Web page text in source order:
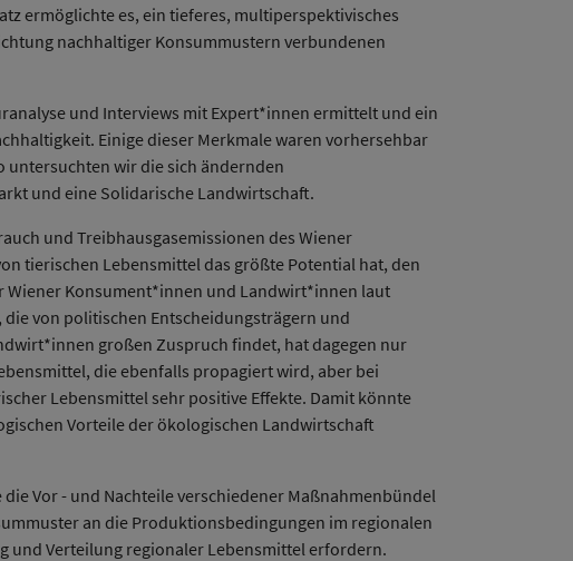
ermöglichte es, ein tieferes, multiperspektivisches
nachhaltiger Konsummustern verbundenen
und Interviews mit Expert*innen ermittelt und ein
Einige dieser Merkmale waren vorhersehbar
untersuchten wir die sich ändernden
und eine Solidarische Landwirtschaft.
und Treibhausgasemissionen des Wiener
tierischen Lebensmittel das größte Potential hat, den
Wiener Konsument*innen und Landwirt*innen laut
von politischen Entscheidungsträgern und
großen Zuspruch findet, hat dagegen nur
die ebenfalls propagiert wird, aber bei
Lebensmittel sehr positive Effekte. Damit könnte
Vorteile der ökologischen Landwirtschaft
Vor - und Nachteile verschiedener Maßnahmenbündel
an die Produktionsbedingungen im regionalen
und Verteilung regionaler Lebensmittel erfordern.